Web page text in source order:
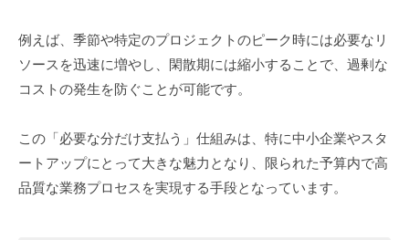
例えば、季節や特定のプロジェクトのピーク時には必要なリ
ソースを迅速に増やし、閑散期には縮小することで、過剰な
コストの発生を防ぐことが可能です。
この「必要な分だけ支払う」仕組みは、特に中小企業やスタ
ートアップにとって大きな魅力となり、限られた予算内で高
品質な業務プロセスを実現する手段となっています。